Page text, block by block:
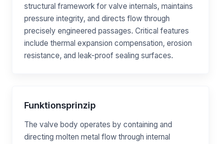
structural framework for valve internals, maintains
pressure integrity, and directs flow through
precisely engineered passages. Critical features
include thermal expansion compensation, erosion
resistance, and leak-proof sealing surfaces.
Funktionsprinzip
The valve body operates by containing and
directing molten metal flow through internal